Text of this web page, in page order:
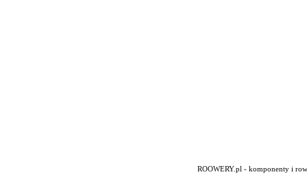
ROOWERY.pl - komponenty i